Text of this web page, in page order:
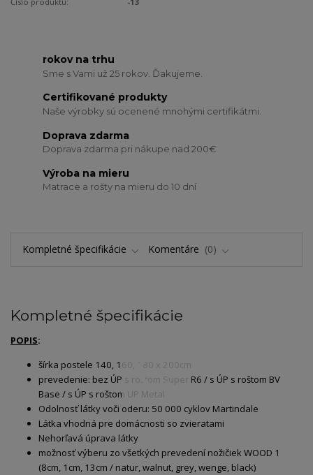
rokov na trhu
Sme s Vami už 25 rokov. Ďakujeme.
Certifikované produkty
Naše výrobky sú ocenené mnohými certifikátmi.
Doprava zdarma
Doprava zdarma pri nákupe nad 200€
Výroba na mieru
Matrace a rošty na mieru do 10 dní
Kompletné špecifikácie Komentáre 0
Kompletné špecifikácie
POPIS:
šírka postele 140, 160, 180 x 200cm
prevedenie: bez ÚP s roštom Super R6 / s ÚP s roštom BV
Base / s ÚP s roštom UP Metal
Odolnosť látky voči oderu: 50 000 cyklov Martindale
Látka vhodná pre domácnosti so zvieratami
Nehorľavá úprava látky
možnosť výberu zo všetkých prevedení nožičiek WOOD 1
(8cm, 1cm, 13cm / natur, walnut, grey, wenge, black)